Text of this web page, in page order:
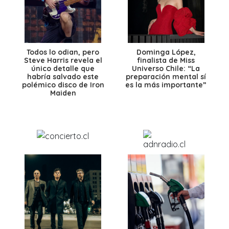
Todos lo odian, pero
Steve Harris revela el
único detalle que
habría salvado este
polémico disco de Iron
Maiden
Dominga López,
finalista de Miss
Universo Chile: “La
preparación mental sí
es la más importante”